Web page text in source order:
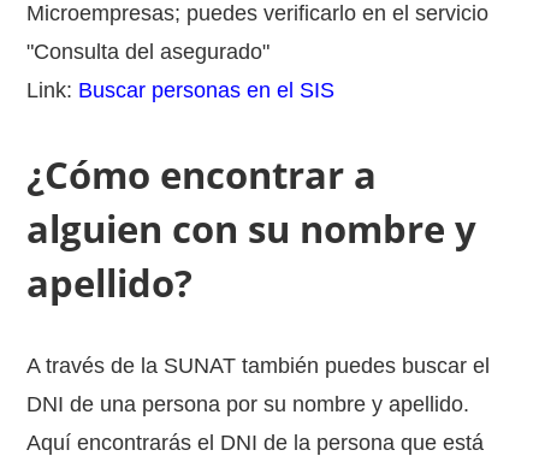
Microempresas; puedes verificarlo en el servicio
"Consulta del asegurado"
Link: Buscar personas en el SIS
¿Cómo encontrar a
alguien con su nombre y
apellido?
A través de la SUNAT también puedes buscar el
DNI de una persona por su nombre y apellido.
Aquí encontrarás el DNI de la persona que está